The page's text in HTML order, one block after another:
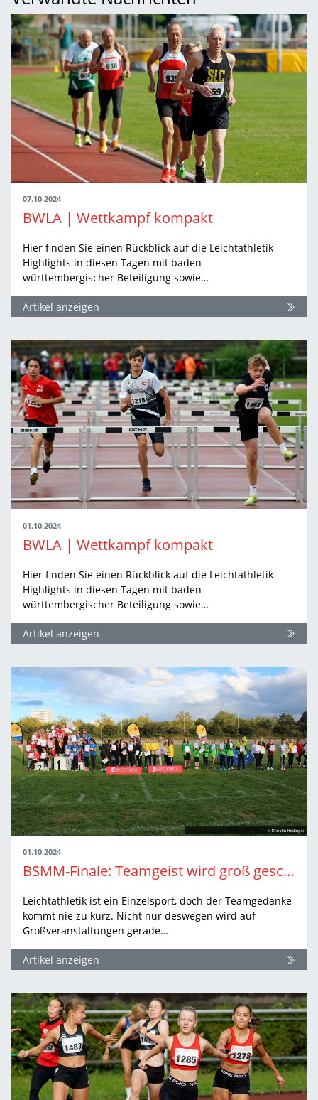
07.10.2024
BWLA | Wettkampf kompakt
Hier finden Sie einen Rückblick auf die Leichtathletik-
Highlights in diesen Tagen mit baden-
württembergischer Beteiligung sowie…
Artikel anzeigen
01.10.2024
BWLA | Wettkampf kompakt
Hier finden Sie einen Rückblick auf die Leichtathletik-
Highlights in diesen Tagen mit baden-
württembergischer Beteiligung sowie…
Artikel anzeigen
01.10.2024
BSMM-Finale: Teamgeist wird groß geschrieben
Leichtathletik ist ein Einzelsport, doch der Teamgedanke
kommt nie zu kurz. Nicht nur deswegen wird auf
Großveranstaltungen gerade…
Artikel anzeigen